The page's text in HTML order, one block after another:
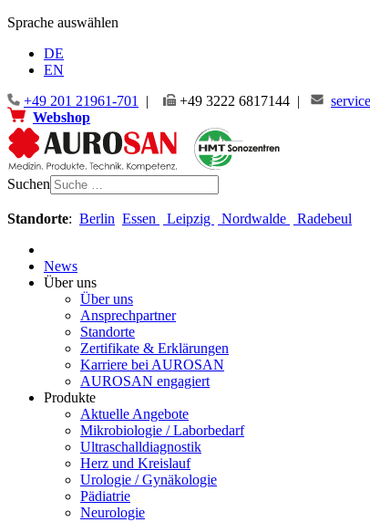
Sprache auswählen
DE
EN
+49 201 21961-701
| +49 3222 6817144 |
Webshop
Suchen
Standorte: Berlin Essen Leipzig Nordwalde Radebeul
News
Über uns
Über uns
Ansprechpartner
Standorte
Zertifikate & Erklärungen
Karriere bei AUROSAN
AUROSAN engagiert
Produkte
Aktuelle Angebote
Mikrobiologie / Laborbedarf
Ultraschalldiagnostik
Herz und Kreislauf
Urologie / Gynäkologie
Pädiatrie
Neurologie